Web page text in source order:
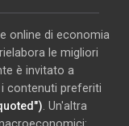
online di economia
le migliori
è invitato a
contenuti preferiti
. Un'altra